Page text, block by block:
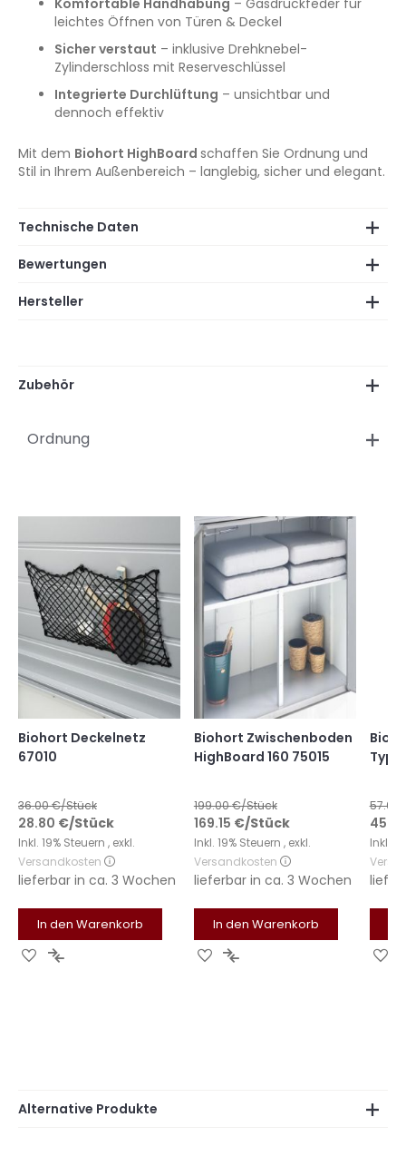
Komfortable Handhabung – Gasdruckfeder für
leichtes Öffnen von Türen & Deckel
Sicher verstaut – inklusive Drehknebel-
Zylinderschloss mit Reserveschlüssel
Integrierte Durchlüftung – unsichtbar und
dennoch effektiv
Mit dem Biohort HighBoard schaffen Sie Ordnung und
Stil in Ihrem Außenbereich – langlebig, sicher und elegant.
Technische Daten
Bewertungen
Hersteller
Zubehör
Ordnung
Biohort Deckelnetz
67010
36.00€/Stück
28.80 €/Stück
Inkl. 19% Steuern , exkl.
Versandkosten
lieferbar in ca. 3 Wochen
In den Warenkorb
Zur Zur
Biohort Zwischenboden
HighBoard 160 75015
199.00€/Stück
169.15 €/Stück
Inkl. 19% Steuern , exkl.
Versandkosten
lieferbar in ca. 3 Wochen
In den Warenkorb
Zur Zur
Typ
57.00
Inkl.
Alternative Produkte